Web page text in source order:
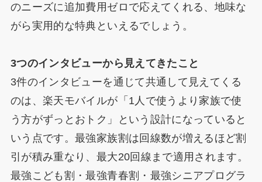
のニーズに追加費用ゼロで応えてくれる、地味な
がら実用的な特典といえるでしょう。
3つのインタビューから見えてきたこと
3件のインタビューを通じて共通して見えてくる
のは、楽天モバイルが「1人で使うより家族で使
う方がずっとおトク」という設計になっていると
いう点です。最強家族割は回線数が増えるほど割
引が積み重なり、最大20回線まで適用されます。
最強こども割・最強青春割・最強シニアプログラ